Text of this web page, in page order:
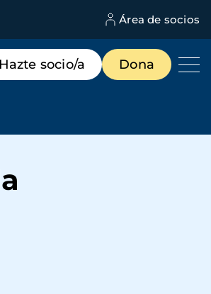
Área de socios
Hazte socio/a Dona